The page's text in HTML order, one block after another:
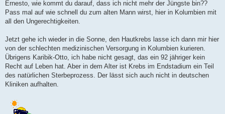
Ernesto, wie kommt du darauf, dass ich nicht mehr der Jüngste bin??
Pass mal auf wie schnell du zum alten Mann wirst, hier in Kolumbien mit
all den Ungerechtigkeiten.
Jetzt gehe ich wieder in die Sonne, den Hautkrebs lasse ich dann mir hier
von der schlechten medizinischen Versorgung in Kolumbien kurieren.
Übrigens Karibik-Otto, ich habe nicht gesagt, das ein 92 jähriger kein
Recht auf Leben hat. Aber in dem Alter ist Krebs im Endstadium ein Teil
des natürlichen Sterbeprozess. Der lässt sich auch nicht in deutschen
Kliniken aufhalten.